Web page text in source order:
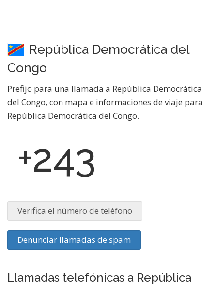
República Democrática del
Congo
Prefijo para una llamada a República Democrática
del Congo, con mapa e informaciones de viaje para
República Democrática del Congo.
+243
Verifica el número de teléfono
Denunciar llamadas de spam
Llamadas telefónicas a República